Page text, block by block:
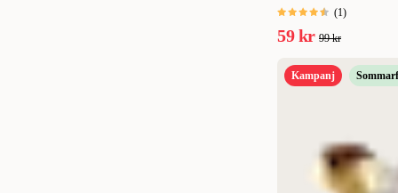
(1)
59 kr 99 kr
Kampanj